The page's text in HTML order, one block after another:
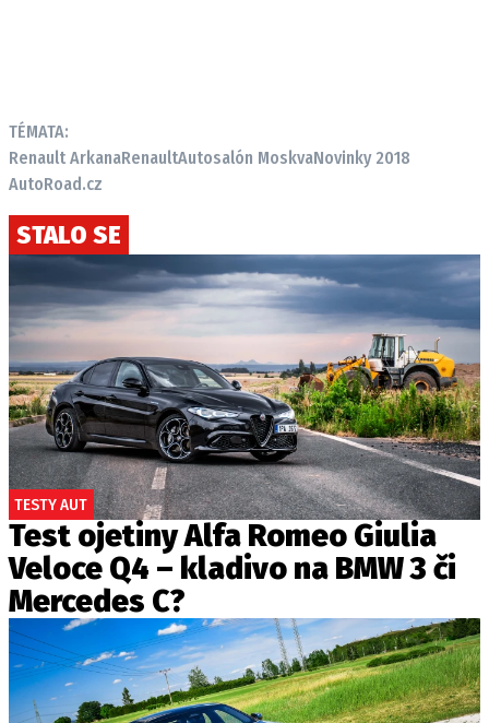
TÉMATA:
Renault ArkanaRenaultAutosalón MoskvaNovinky 2018
AutoRoad.cz
STALO SE
TESTY AUT
Test ojetiny Alfa Romeo Giulia
Veloce Q4 – kladivo na BMW 3 či
Mercedes C?